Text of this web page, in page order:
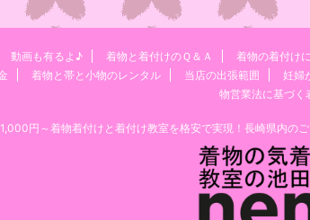
動画も有るよ♪ 着物と着付けのＱ＆Ａ 着物の着付け
着物と帯と小物のレンタル 当店の出張範囲 妊婦
物営業法に基づく
円～着物着付けと着付け教室を格安で実現！長崎県内の